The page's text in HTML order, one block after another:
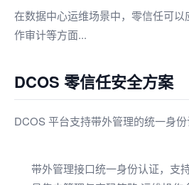
在数据中心运维场景中，零信任可
作审计等方面...
DCOS 零信任安全方案
DCOS 平台支持带外管理的统一身
带外管理接口统一身份认证，支